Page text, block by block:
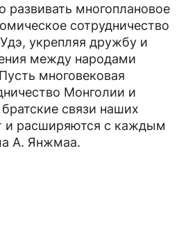
развивать многоплановое
сотрудничество
укрепляя дружбу и
между народами
многовековая
Монголии и
связи наших
и расширяются с каждым
А. Янжмаа.